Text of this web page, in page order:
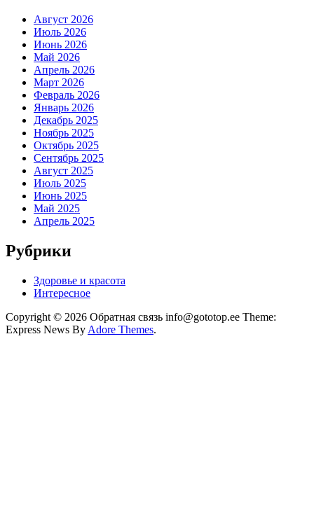
Август 2026
Июль 2026
Июнь 2026
Май 2026
Апрель 2026
Март 2026
Февраль 2026
Январь 2026
Декабрь 2025
Ноябрь 2025
Октябрь 2025
Сентябрь 2025
Август 2025
Июль 2025
Июнь 2025
Май 2025
Апрель 2025
Рубрики
Здоровье и красота
Интересное
Copyright © 2026 Обратная связь info@gototop.ee Theme:
Express News By Adore Themes.